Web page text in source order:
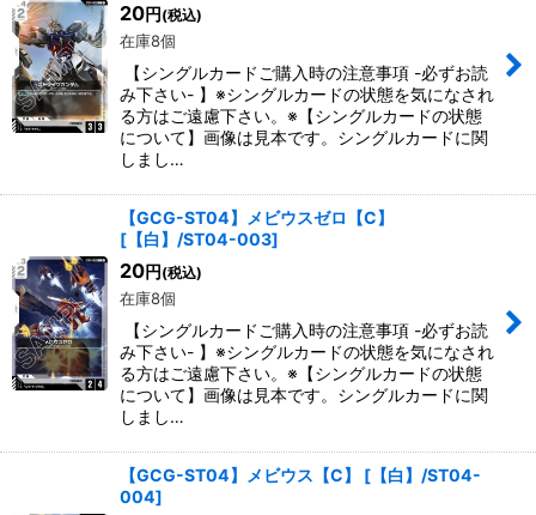
20円 (税込)
在庫8個
【シングルカードご購入時の注意事項 -必ずお読
み下さい- 】※シングルカードの状態を気になされ
る方はご遠慮下さい。※【シングルカードの状態
について】画像は見本です。シングルカードに関
しまし…
【GCG-ST04】メビウスゼロ【C】
[ 【白】/ST04-003]
20円 (税込)
在庫8個
【シングルカードご購入時の注意事項 -必ずお読
み下さい- 】※シングルカードの状態を気になされ
る方はご遠慮下さい。※【シングルカードの状態
について】画像は見本です。シングルカードに関
しまし…
【GCG-ST04】メビウス【C】 [ 【白】/ST04-
004]